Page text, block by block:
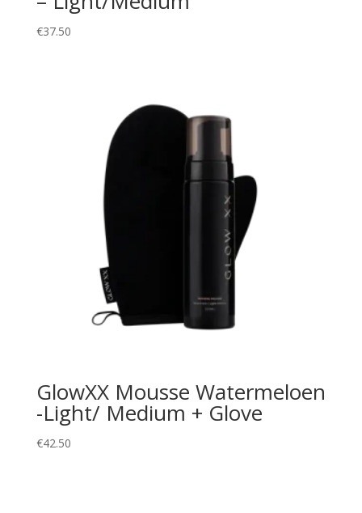
€37.50
GlowXX Mousse Watermeloen
-Light/ Medium + Glove
€42.50